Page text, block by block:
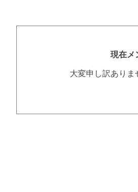
現在メ
大変申し訳あり